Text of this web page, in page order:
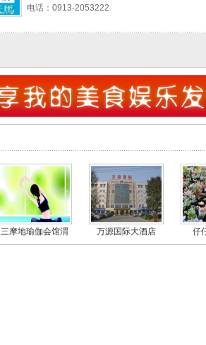
电话：0913-2053222
三摩地瑜伽会馆渭
南店
万源国际大酒店 仔